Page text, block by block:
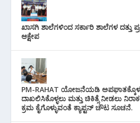
ಖಾಸಗಿ ಶಾಲೆಗಳಿಂದ ಸರ್ಕಾರಿ ಶಾಲೆಗಳ ದತ್ತು
ಆಕ್ಷೇಪ
PM-RAHAT ಯೋಜನೆಯಡಿ
ದಾಖಲಿಸಿಕೊಳ್ಳಲು ಮತ್ತು ಚಿಕಿತ್ಸೆ ನೀಡಲು
ಕ್ರಮ ಕೈಗೊಳ್ಳುವಂತೆ ಕ್ಯಾಪ್ಟನ್ ಚೌಟ ಸೂಚನೆ.